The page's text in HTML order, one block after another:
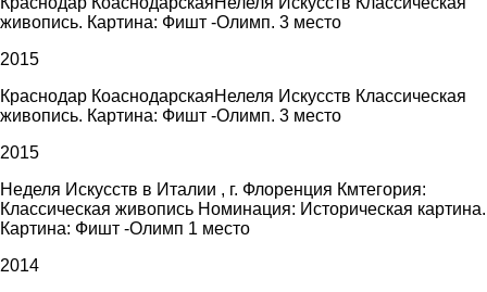
живопись. Картина: Фишт -Олимп. 3 место
2015
Краснодар КоаснодарскаяНелеля Искусств Классическая
живопись. Картина: Фишт -Олимп. 3 место
2015
Неделя Искусств в Италии , г. Флоренция Кмтегория:
Классическая живопись Номинация: Историческая картина.
Картина: Фишт -Олимп 1 место
2014